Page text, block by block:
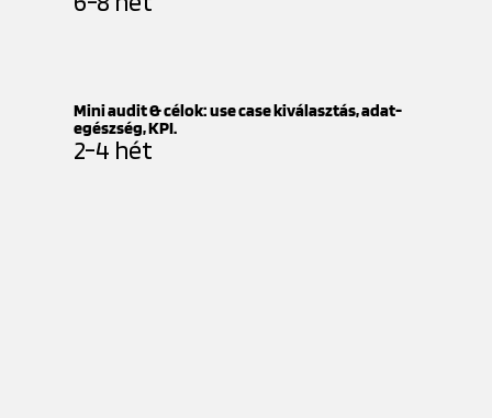
Mini audit & célok: use case kiválasztás, adat-
egészség, KPI.
2-4 hét